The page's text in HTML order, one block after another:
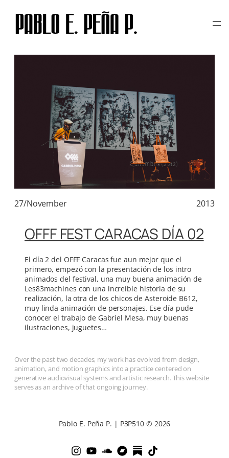
TAG: HÉCTOR CASTELLS
27/November 2013
OFFF FEST CARACAS DÍA 02
El día 2 del OFFF Caracas fue aun mejor que el
primero, empezó con la presentación de los intro
animados del festival, una muy buena animación de
Les83machines con una increíble historia de su
realización, la otra de los chicos de Asteroide B612,
muy linda animación de personajes. Ese día pude
conocer el trabajo de Gabriel Mesa, muy buenas
ilustraciones, juguetes…
Over the past two decades, my work has evolved from design,
animation, and motion graphics into a practice centered on
generative audiovisual systems and artistic research. This website
serves as an archive of that ongoing journey.
Pablo E. Peña P. | P3P510 © 2026